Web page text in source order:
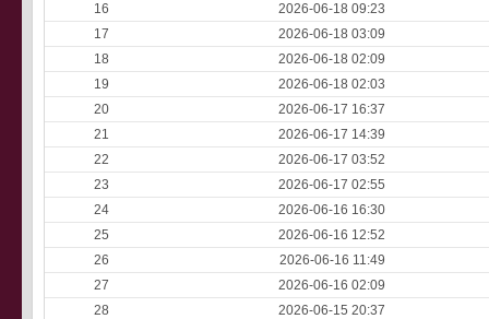
16
2026-06-18 09:23
17
2026-06-18 03:09
18
2026-06-18 02:09
19
2026-06-18 02:03
20
2026-06-17 16:37
21
2026-06-17 14:39
22
2026-06-17 03:52
23
2026-06-17 02:55
24
2026-06-16 16:30
25
2026-06-16 12:52
26
2026-06-16 11:49
27
2026-06-16 02:09
28
2026-06-15 20:37